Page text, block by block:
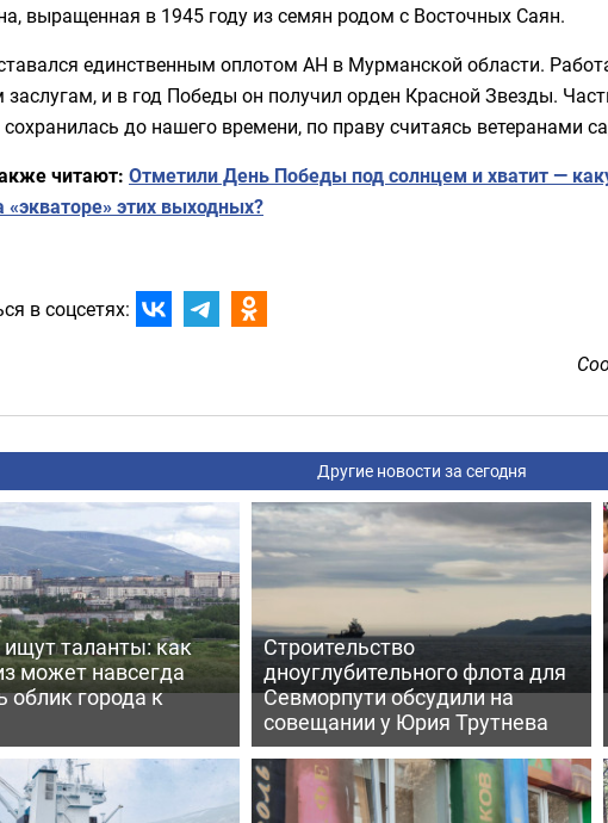
выращенная в 1945 году из семян родом с Восточных Саян.
единственным оплотом АН в Мурманской области.
заслугам, и в год Победы он получил орден Красной Звезды.
сохранилась до нашего времени, по праву считаясь ветеранами
читают: Отметили День Победы под солнцем и хватит —
этих выходных?
в соцсетях:
Другие новости за сегодня
таланты: как
может навсегда
облик города к
Строительство
дноуглубительного флота для
Севморпути обсудили на
совещании у Юрия Трутнева